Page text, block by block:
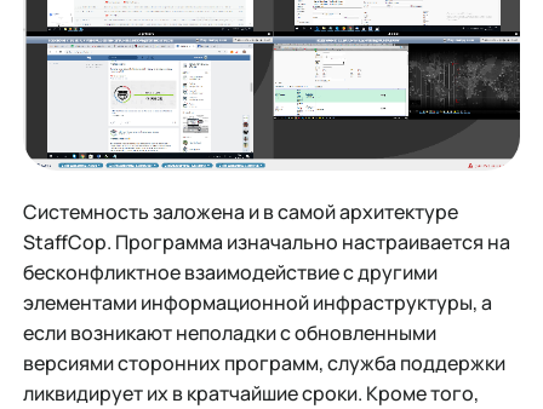
Системность заложена и в самой архитектуре
StaffCop. Программа изначально настраивается на
бесконфликтное взаимодействие с другими
элементами информационной инфраструктуры, а
если возникают неполадки с обновленными
версиями сторонних программ, служба поддержки
ликвидирует их в кратчайшие сроки. Кроме того,